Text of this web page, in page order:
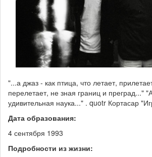
"...а джаз - как птица, что летает,
перелетает, не зная границ и преград..."
удивительная наука..." . quotr Кортасар
Дата образования:
4 сентября 1993
Подробности из жизни: